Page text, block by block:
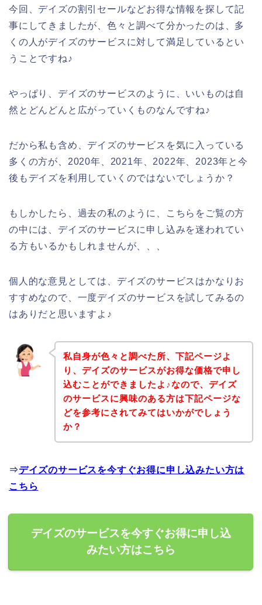
今回、デイズの割引セールなどお得な情報を探して記
事にしてきましたが、色々と調べて分かったのは、多
くの人がデイズのサービスに対して満足しているとい
うことですね♪
やっぱり、デイズのサービスのように、いいものは自
然とどんどんと広がっていくものなんですね♪
だから私も含め、デイズのサービスを気に入っている
多くの方が、2020年、2021年、2022年、2023年と今
後もデイズを利用していくのではないでしょうか？
もしかしたら、過去の私のように、こちらをご覧の方
の中には、デイズのサービスに申し込みを迷われてい
る方もいるかもしれませんが、、、
個人的な意見としては、デイズのサービスはかなりお
すすめなので、一度デイズのサービスを試してみるの
はありだと思いますよ♪
私自身が色々と調べた所、下記ページよ
り、デイズのサービスがお得な価格で申し
込むことができましたよ♪なので、デイズ
のサービスに興味のある方は下記ページな
どを参考にされてみてはいかがでしょう
か？
⇒デイズのサービスを今すぐお得に申し込みたい方は
こちら
デイズのサービスを今すぐお得に申し込
みたい方はこちら